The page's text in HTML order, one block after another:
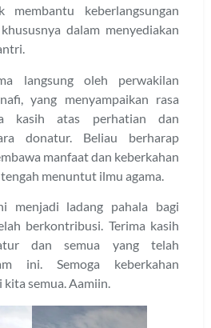
keberlangsungan
dalam menyediakan
langsung oleh perwakilan
yang menyampaikan rasa
kasih atas perhatian dan
donatur. Beliau berharap
manfaat dan keberkahan
menuntut ilmu agama.
menjadi ladang pahala bagi
berkontribusi. Terima kasih
dan semua yang telah
ini. Semoga keberkahan
semua. Aamiin.